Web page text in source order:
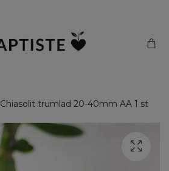
Chiasolit trumlad 20-40mm AA 1 st